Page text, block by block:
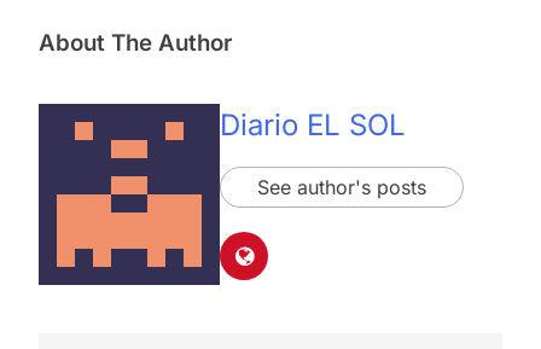
About The Author
Diario EL SOL
See author's posts